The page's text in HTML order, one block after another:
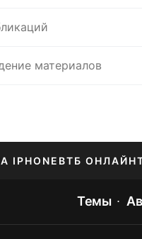
материалов
IPHONE ВТБ ОНЛАЙН
Темы